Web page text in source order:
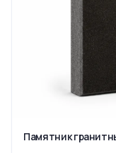
Памятник